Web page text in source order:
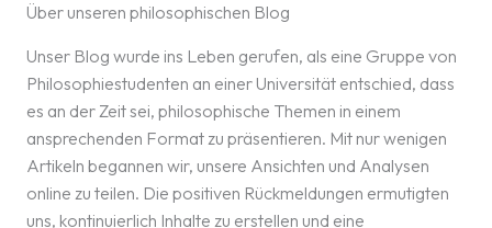
Über unseren philosophischen Blog
Unser Blog wurde ins Leben gerufen, als eine Gruppe von
Philosophiestudenten an einer Universität entschied, dass
es an der Zeit sei, philosophische Themen in einem
ansprechenden Format zu präsentieren. Mit nur wenigen
Artikeln begannen wir, unsere Ansichten und Analysen
online zu teilen. Die positiven Rückmeldungen ermutigten
uns, kontinuierlich Inhalte zu erstellen und eine